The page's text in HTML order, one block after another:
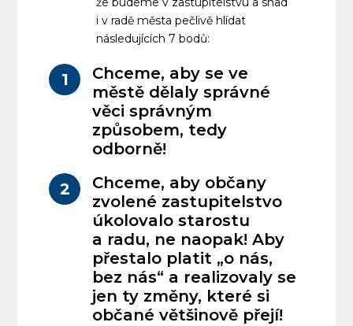
i v radě města pečlivě hlídat
následujících 7 bodů:
1
Chceme, aby se ve
městě dělaly správné
věci správným
způsobem, tedy
odborně!
2
Chceme, aby občany
zvolené zastupitelstvo
úkolovalo starostu
a radu, ne naopak! Aby
přestalo platit „o nás,
bez nás“ a realizovaly se
jen ty změny, které si
občané většinově přejí!